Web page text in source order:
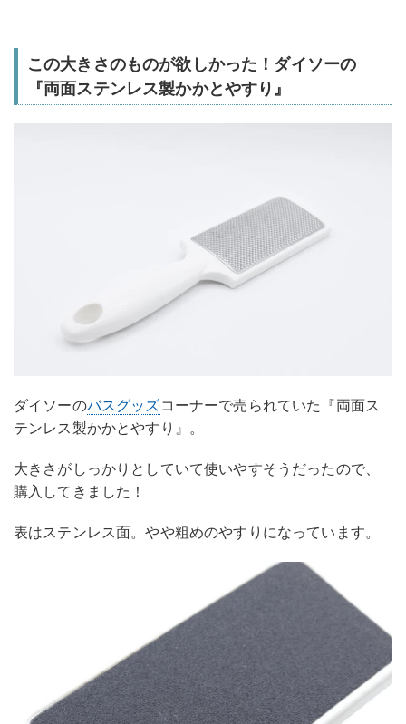
この大きさのものが欲しかった！ダイソーの
『両面ステンレス製かかとやすり』
ダイソーのバスグッズコーナーで売られていた『両面ス
テンレス製かかとやすり』。
大きさがしっかりとしていて使いやすそうだったので、
購入してきました！
表はステンレス面。やや粗めのやすりになっています。